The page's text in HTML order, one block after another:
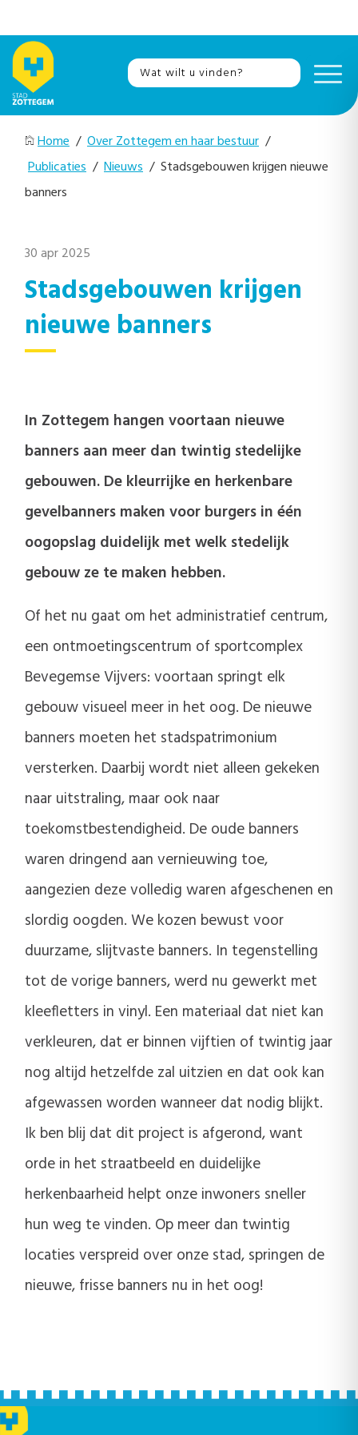
Home / Over Zottegem en haar bestuur /
Publicaties / Nieuws / Stadsgebouwen krijgen nieuwe
banners
30 apr 2025
Stadsgebouwen krijgen
nieuwe banners
In Zottegem hangen voortaan nieuwe
banners aan meer dan twintig stedelijke
gebouwen. De kleurrijke en herkenbare
gevelbanners maken voor burgers in één
oogopslag duidelijk met welk stedelijk
gebouw ze te maken hebben.
Of het nu gaat om het administratief centrum,
een ontmoetingscentrum of sportcomplex
Bevegemse Vijvers: voortaan springt elk
gebouw visueel meer in het oog. De nieuwe
banners moeten het stadspatrimonium
versterken. Daarbij wordt niet alleen gekeken
naar uitstraling, maar ook naar
toekomstbestendigheid. De oude banners
waren dringend aan vernieuwing toe,
aangezien deze volledig waren afgeschenen en
slordig oogden. We kozen bewust voor
duurzame, slijtvaste banners. In tegenstelling
tot de vorige banners, werd nu gewerkt met
kleefletters in vinyl. Een materiaal dat niet kan
verkleuren, dat er binnen vijftien of twintig jaar
nog altijd hetzelfde zal uitzien en dat ook kan
afgewassen worden wanneer dat nodig blijkt.
Ik ben blij dat dit project is afgerond, want
orde in het straatbeeld en duidelijke
herkenbaarheid helpt onze inwoners sneller
hun weg te vinden. Op meer dan twintig
locaties verspreid over onze stad, springen de
nieuwe, frisse banners nu in het oog!